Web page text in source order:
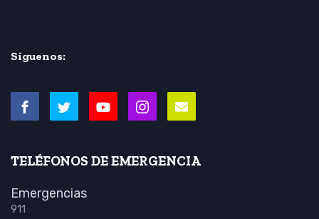
Síguenos:
TELÉFONOS DE EMERGENCIA
Emergencias
911